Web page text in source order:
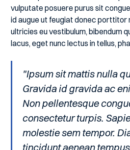
vulputate posuere purus sit
id augue ut feugiat donec porttitor
ultricies eu vestibulum, bibendum
lacus, eget nunc lectus in tellus,
"Ipsum sit mattis nulla
Gravida id gravida ac
Non pellentesque
consectetur turpis.
molestie sem tempor.
tincidunt aenean